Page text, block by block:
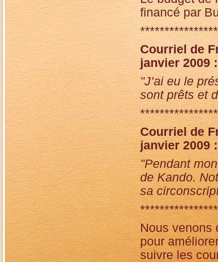
financé par
Courriel de
janvier 2009 :
"J’ai eu le
sont prêts et
Courriel de
janvier 2009 :
"Pendant
de Kando.
sa
Nous venons
pour
suivre les